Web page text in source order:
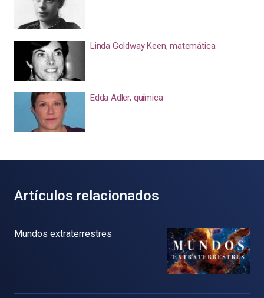
Linda Goldway Keen, matemática
Edda Adler, química
Artículos relacionados
Mundos extraterrestres